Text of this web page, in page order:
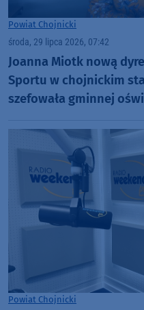
Powiat Chojnicki
środa, 29 lipca 2026, 07:42
Joanna Miotk nową
Sportu w chojnickim
szefowała gminnej
Powiat Chojnicki